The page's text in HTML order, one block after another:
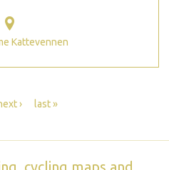
Kattevennen
› last »